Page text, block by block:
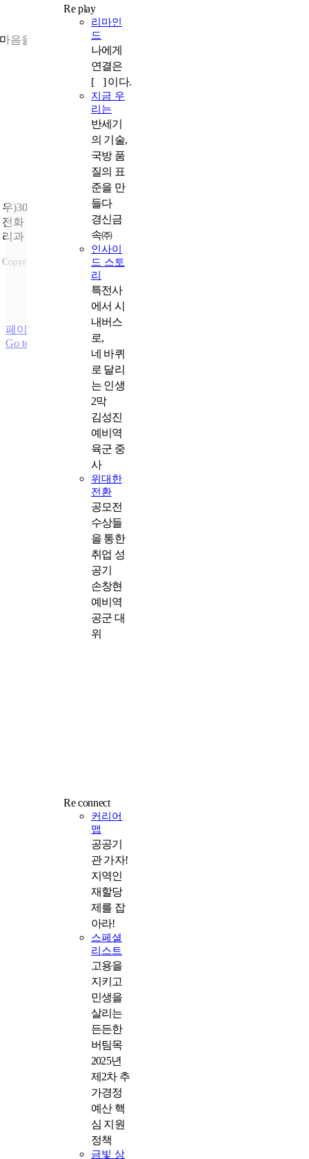
Re play
리마인
드
나에게
연결은
[ ] 이다.
지금 우
리는
반세기
의 기술,
국방 품
질의 표
준을 만
들다
경신금
속㈜
인사이
드 스토
리
특전사
에서 시
내버스
로,
네 바퀴
로 달리
는 인생
2막
김성진
예비역
육군 중
사
위대한
전환
공모전
수상들
을 통한
취업 성
공기
손창현
예비역
공군 대
위
Re connect
커리어
맵
공공기
관 가자!
지역인
재할당
제를 잡
아라!
스페셜
리스트
고용을
지키고
민생을
살리는
든든한
버팀목
2025년
제2차 추
가경정
예산 핵
심 지원
정책
금빛 상
가을, 나를 읽는 시간
마음을 들여다보는 독서
우)30113 세종특별자치시 도움4로 9
전화
문의: 국가보훈부 제대군인국 제대군인일자
리과
Copyright ⓒ 2023국가보훈부 All rights reserved.
제대군인지원센터 +
페이지 로드 링크
Go to Top